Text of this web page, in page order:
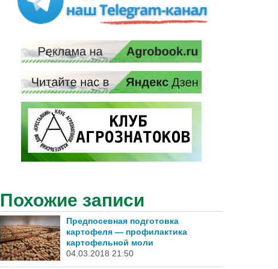
Похожие записи
Предпосевная подготовка
картофеля — профилактика
картофельной моли
04.03.2018 21:50